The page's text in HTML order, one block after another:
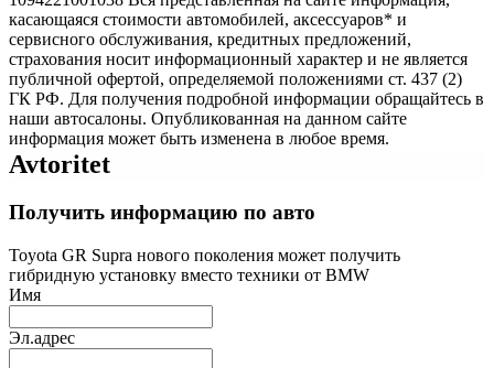
касающаяся стоимости автомобилей, аксессуаров* и
сервисного обслуживания, кредитных предложений,
страхования носит информационный характер и не является
публичной офертой, определяемой положениями ст. 437 (2)
ГК РФ. Для получения подробной информации обращайтесь в
наши автосалоны. Опубликованная на данном сайте
информация может быть изменена в любое время.
Avtoritet
Получить информацию по авто
Toyota GR Supra нового поколения может получить
гибридную установку вместо техники от BMW
Имя
Эл.адрес